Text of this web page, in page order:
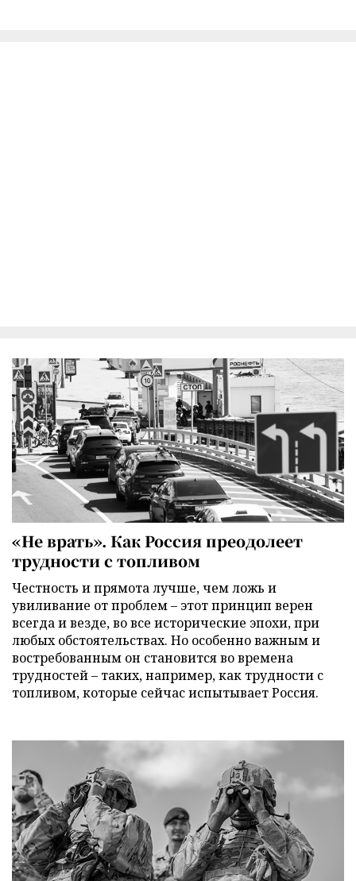
«Не врать». Как Россия преодолеет
трудности с топливом
Честность и прямота лучше, чем ложь и
увиливание от проблем – этот принцип верен
всегда и везде, во все исторические эпохи, при
любых обстоятельствах. Но особенно важным и
востребованным он становится во времена
трудностей – таких, например, как трудности с
топливом, которые сейчас испытывает Россия.